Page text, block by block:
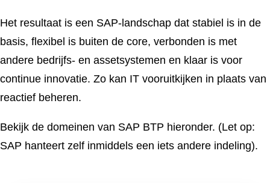
Het resultaat is een SAP-landschap dat stabiel is in de
basis, flexibel is buiten de core, verbonden is met
andere bedrijfs- en assetsystemen en klaar is voor
continue innovatie. Zo kan IT vooruitkijken in plaats van
reactief beheren.
Bekijk de domeinen van SAP BTP hieronder. (Let op:
SAP hanteert zelf inmiddels een iets andere indeling).